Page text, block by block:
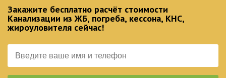
Закажите бесплатно расчёт стоимости
Канализации из ЖБ, погреба, кессона, КНС,
жироуловителя сейчас!